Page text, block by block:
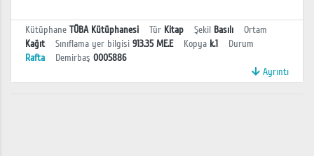
Kütüphane TÜBA Kütüphanesi Tür Kitap Şekil Basılı
Ortam
Kağıt
Sınıflama yer bilgisi 913.35 ME.E Kopya k.1
Durum
Rafta
Demirbaş 0005886
Ayrıntı